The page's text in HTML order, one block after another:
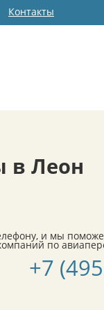
Контакты
в Леон
и мы
по
+7